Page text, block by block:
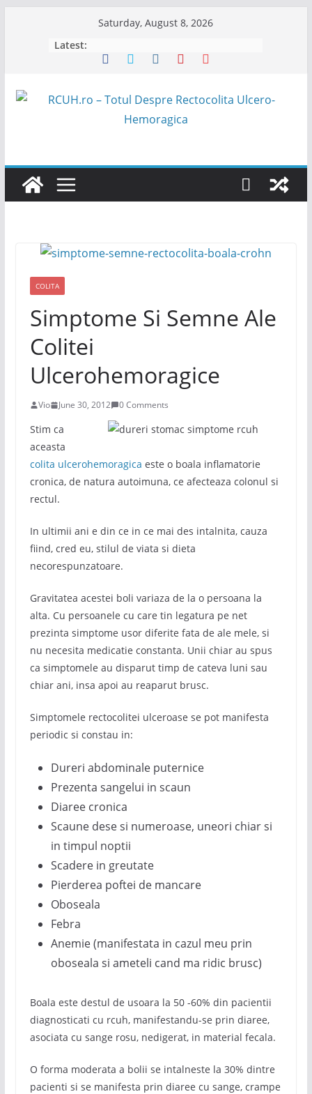
Saturday, August 8, 2026
Latest:
COLITA
Simptome Si Semne Ale
Colitei
Ulcerohemoragice
Vio June 30, 2012 0 Comments
Stim ca
aceasta
colita ulcerohemoragica este o boala inflamatorie
cronica, de natura autoimuna, ce afecteaza colonul si
rectul.
In ultimii ani e din ce in ce mai des intalnita, cauza
fiind, cred eu, stilul de viata si dieta
necorespunzatoare.
Gravitatea acestei boli variaza de la o persoana la
alta. Cu persoanele cu care tin legatura pe net
prezinta simptome usor diferite fata de ale mele, si
nu necesita medicatie constanta. Unii chiar au spus
ca simptomele au disparut timp de cateva luni sau
chiar ani, insa apoi au reaparut brusc.
Simptomele rectocolitei ulceroase se pot manifesta
periodic si constau in:
Dureri abdominale puternice
Prezenta sangelui in scaun
Diaree cronica
Scaune dese si numeroase, uneori chiar si
in timpul noptii
Scadere in greutate
Pierderea poftei de mancare
Oboseala
Febra
Anemie (manifestata in cazul meu prin
oboseala si ameteli cand ma ridic brusc)
Boala este destul de usoara la 50 -60% din pacientii
diagnosticati cu rcuh, manifestandu-se prin diaree,
asociata cu sange rosu, nedigerat, in material fecala.
O forma moderata a bolii se intalneste la 30% dintre
pacienti si se manifesta prin diaree cu sange, crampe